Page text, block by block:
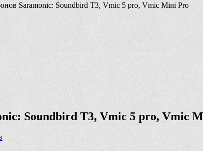
Saramonic: Soundbird T3, Vmic 5 pro, Vmic Mini Pro
Soundbird T3, Vmic 5 pro, Vmic